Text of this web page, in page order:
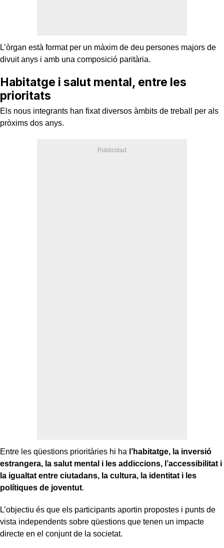
L’òrgan està format per un màxim de deu persones majors de
divuit anys i amb una composició paritària.
Habitatge i salut mental, entre les
prioritats
Els nous integrants han fixat diversos àmbits de treball per als
pròxims dos anys.
Entre les qüestions prioritàries hi ha l’habitatge, la inversió
estrangera, la salut mental i les addiccions, l’accessibilitat i
la igualtat entre ciutadans, la cultura, la identitat i les
polítiques de joventut.
L’objectiu és que els participants aportin propostes i punts de
vista independents sobre qüestions que tenen un impacte
directe en el conjunt de la societat.